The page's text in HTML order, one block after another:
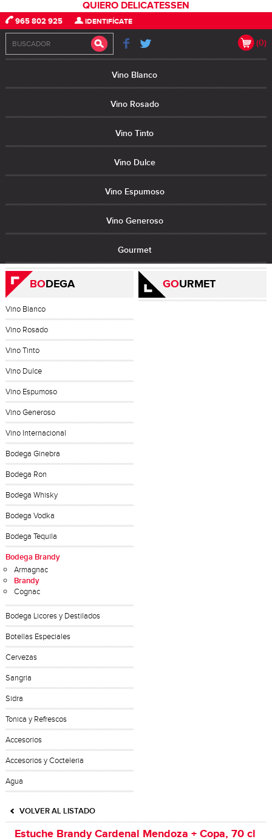
965 802 925 IDENTIFÍCATE
(0)
Vino Blanco
Vino Rosado
Vino Tinto
Vino Dulce
Vino Espumoso
Vino Generoso
Gourmet
QUIERO DELICATESSEN
BODEGA
Vino Blanco
Vino Rosado
Vino Tinto
Vino Dulce
Vino Espumoso
Vino Generoso
Vino Internacional
Bodega Ginebra
Bodega Ron
Bodega Whisky
Bodega Vodka
Bodega Tequila
Bodega Brandy
Armagnac
Brandy
Cognac
Bodega Licores y Destilados
Botellas Especiales
Cervezas
Sangria
Sidra
Tonica y Refrescos
Accesorios
Accesorios y Cocteleria
Agua
GOURMET
VOLVER AL LISTADO
Estuche Brandy Cardenal Mendoza + Copa, 70 cl